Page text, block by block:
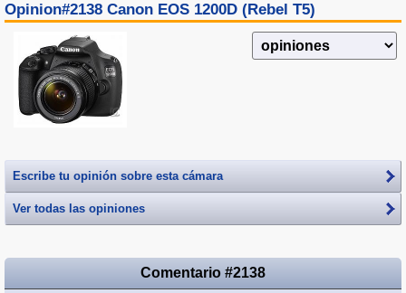
Opinion#2138 Canon EOS 1200D (Rebel T5)
Escribe tu opinión sobre esta cámara
Ver todas las opiniones
Comentario #2138